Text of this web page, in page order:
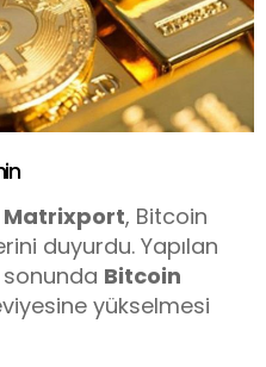
Matrixport, Bitcoin
duyurdu. Yapılan
sonunda Bitcoin
yükselmesi